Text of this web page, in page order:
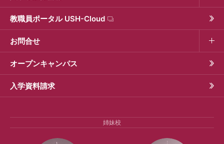
教職員ポータル USH-Cloud
お問合せ
オープンキャンパス
入学資料請求
姉妹校